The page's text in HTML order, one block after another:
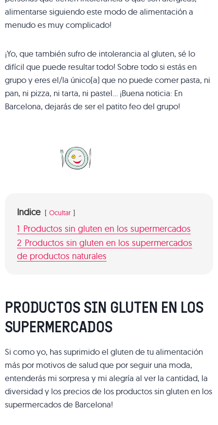
alimentarse siguiendo este modo de alimentación a
menudo es muy complicado!
¡Yo, que también sufro de intolerancia al gluten, sé lo
difícil que puede resultar todo! Sobre todo si estás en
grupo y eres el/la único(a) que no puede comer pasta, ni
pan, ni pizza, ni tarta, ni pastel… ¡Buena noticia: En
Barcelona, dejarás de ser el patito feo del grupo!
Indice Ocultar
1 Productos sin gluten en los supermercados
2 Productos sin gluten en los supermercados
de productos naturales
PRODUCTOS SIN GLUTEN EN LOS
SUPERMERCADOS
Si como yo, has suprimido el gluten de tu alimentación
más por motivos de salud que por seguir una moda,
entenderás mi sorpresa y mi alegría al ver la cantidad, la
diversidad y los precios de los productos sin gluten en los
supermercados de Barcelona!